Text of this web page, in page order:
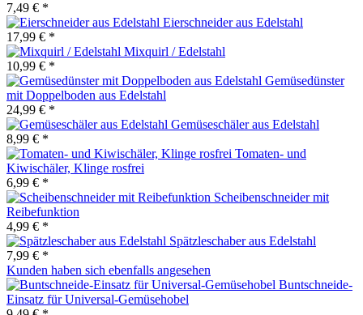
7,49 € *
Eierschneider aus Edelstahl
17,99 € *
Mixquirl / Edelstahl
10,99 € *
Gemüsedünster
mit Doppelboden aus Edelstahl
24,99 € *
Gemüseschäler aus Edelstahl
8,99 € *
Tomaten- und
Kiwischäler, Klinge rosfrei
6,99 € *
Scheibenschneider mit
Reibefunktion
4,99 € *
Spätzleschaber aus Edelstahl
7,99 € *
Kunden haben sich ebenfalls angesehen
Buntschneide-
Einsatz für Universal-Gemüsehobel